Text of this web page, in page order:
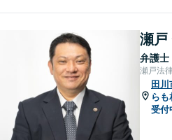
瀬戸
弁護士
瀬戸法
田川
らも
受付